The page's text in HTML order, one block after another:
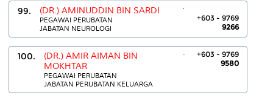
99. (DR.) AMINUDDIN BIN SARDI
PEGAWAI PERUBATAN
JABATAN NEUROLOGI
.
+603 - 9769
9266
100.
(DR.) AMIR AIMAN BIN
MOKHTAR
PEGAWAI PERUBATAN
JABATAN PERUBATAN KELUARGA
.
+603 - 9769
9580